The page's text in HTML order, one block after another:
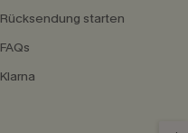
Rücksendung starten
FAQs
Klarna